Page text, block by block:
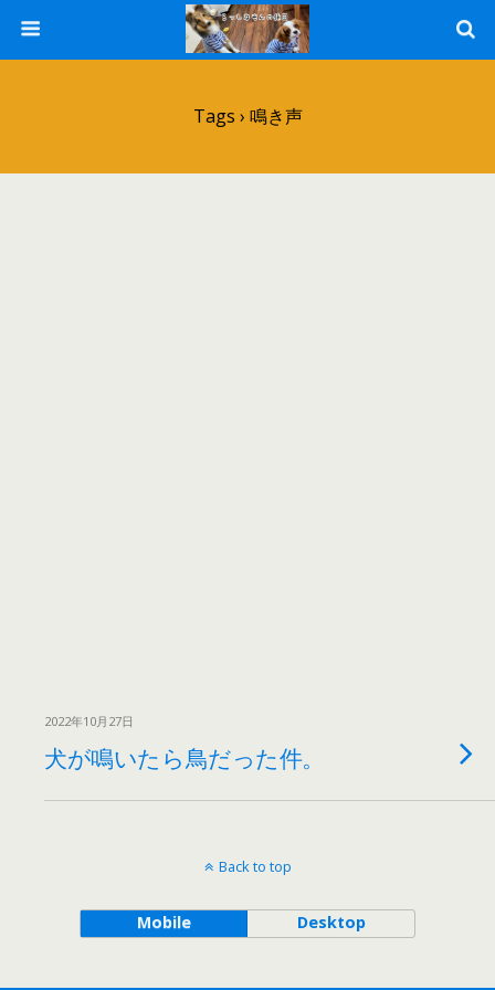
Tags › 鳴き声
2022年10月27日
犬が鳴いたら鳥だった件。
Back to top
Mobile Desktop